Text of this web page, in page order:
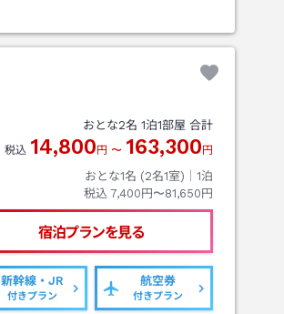
おとな2名 1泊1部屋 合計
税込 14,800 円 〜 163,300 円
おとな1名 (2名1室)｜ 1泊
税込 7,400円〜81,650円
宿泊プランを見る
新幹線・JR
付きプラン
航空券
付きプラン